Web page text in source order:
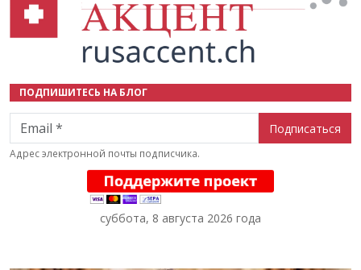
ПОДПИШИТЕСЬ НА БЛОГ
Email
Адрес электронной почты подписчика.
суббота, 8 августа 2026 года